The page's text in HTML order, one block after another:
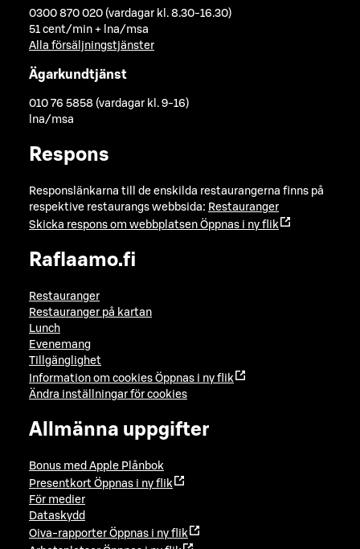
0300 870 020 (vardagar kl. 8.30-16.30)
51 cent/min + lna/msa
Alla försäljningstjänster
Ägarkundtjänst
010 76 5858 (vardagar kl. 9-16)
lna/msa
Respons
Responslänkarna till de enskilda restaurangerna finns på
respektive restaurangs webbsida: Restauranger
Skicka respons om webbplatsen Öppnas i ny flik
Raflaamo.fi
Restauranger
Restauranger på kartan
Lunch
Evenemang
Tillgänglighet
Information om cookies Öppnas i ny flik
Ändra inställningar för cookies
Allmänna uppgifter
Bonus med Apple Plånbok
Presentkort Öppnas i ny flik
För medier
Dataskydd
Oiva-rapporter Öppnas i ny flik